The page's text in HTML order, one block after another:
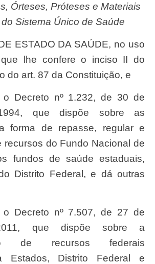
Órteses, Próteses e Materiais
Sistema Único de Saúde
lhe confere o inciso II do
do art. 87 da Constituição, e
que dispõe sobre as
forma de repasse, regular e
recursos do Fundo Nacional de
fundos de saúde estaduais,
Distrito Federal, e dá outras
que dispõe sobre a
de recursos federais
Estados, Distrito Federal e